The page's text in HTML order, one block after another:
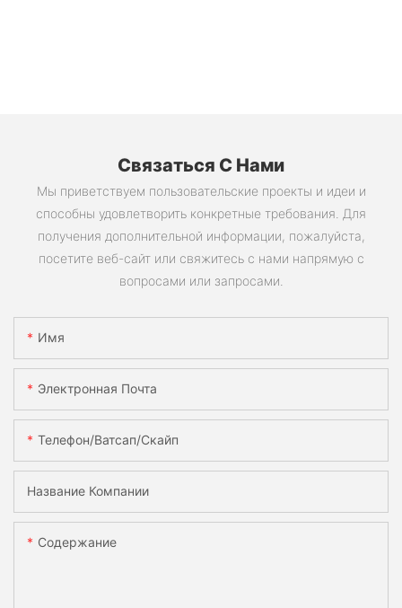
Связаться С Нами
Мы приветствуем пользовательские проекты и идеи и
способны удовлетворить конкретные требования. Для
получения дополнительной информации, пожалуйста,
посетите веб-сайт или свяжитесь с нами напрямую с
вопросами или запросами.
Имя
Электронная Почта
Телефон/ватсап/скайп
Название Компании
Содержание